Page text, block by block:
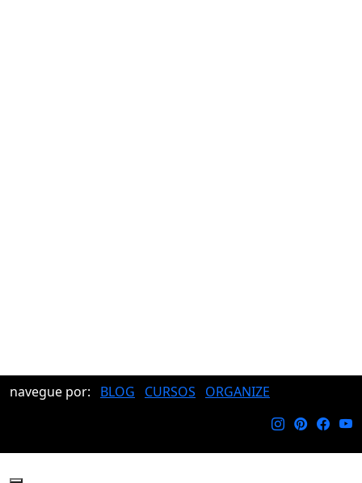
navegue por: BLOG CURSOS ORGANIZE